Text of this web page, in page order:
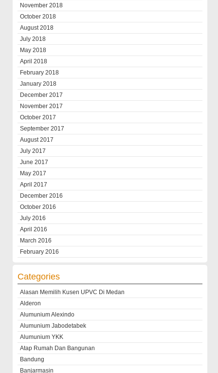
November 2018
October 2018
August 2018
July 2018
May 2018
April 2018
February 2018
January 2018
December 2017
November 2017
October 2017
September 2017
August 2017
July 2017
June 2017
May 2017
April 2017
December 2016
October 2016
July 2016
April 2016
March 2016
February 2016
Categories
Alasan Memilih Kusen UPVC Di Medan
Alderon
Alumunium Alexindo
Alumunium Jabodetabek
Alumunium YKK
Atap Rumah Dan Bangunan
Bandung
Banjarmasin